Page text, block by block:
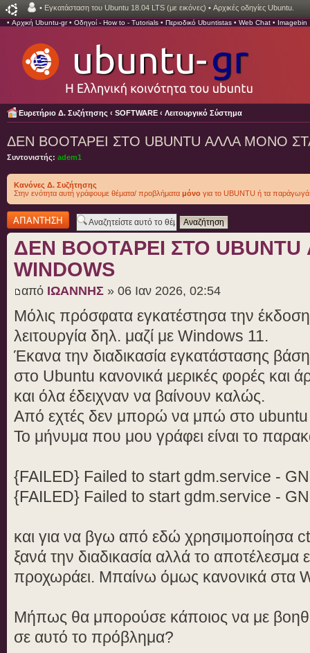
• Εγκατάσταση του Ubuntu 18.04 LTS (με εικόνες) • Αρχικές οδηγίες Ubuntu.
• Αρχική Ubuntu-gr• Οδηγοί - How to - Tutorials • Περιοδικό Ubuntistas • Web Chat • Imagebin
Ευρετήριο Δ. Συζήτησης ‹ SOFTWARE ‹ Λειτουργικό Σύστημα
ΔΕΝ BOOTAΡΕΙ ΣΤΟ UBUNTU ΑΛΛΑ ΜΟΝΟ
Συντονιστής: adem1
Κανόνες Δ. Συζήτησης
Στην ενότητα αυτή γράφουμε θέματα/ προβλήματα μόνο για το UBUNTU ή τα παράγωγά
Δημιουργία
απάντησης
ΔΕΝ BOOTAΡΕΙ ΣΤΟ
WINDOWS
από ΙΩΑΝΝΗΣ » 06 Ιαν 2026, 02:54
Μόλις πρόσφατα εγκατέστησα την
λειτουργία δηλ. μαζί με Windows 11.
Έκανα την διαδικασία εγκατάστασης
στο Ubuntu κανονικά μερικές φορές και
και όλα έδειχναν να βαίνουν καλώς.
Από εχτές δεν μπορώ να μπώ στο
To μήνυμα που μου γράφει είναι το
{FAILED} Failed to start gdm.service -
{FAILED} Failed to start gdm.service -
και για να βγω από εδώ χρησιμοποίησα
ξανά την διαδικασία αλλά το αποτέλεσμα
προχωράει. Μπαίνω όμως κανονικά στα
Μήπως θα μπορούσε κάποιος να με
σε αυτό το πρόβλημα?